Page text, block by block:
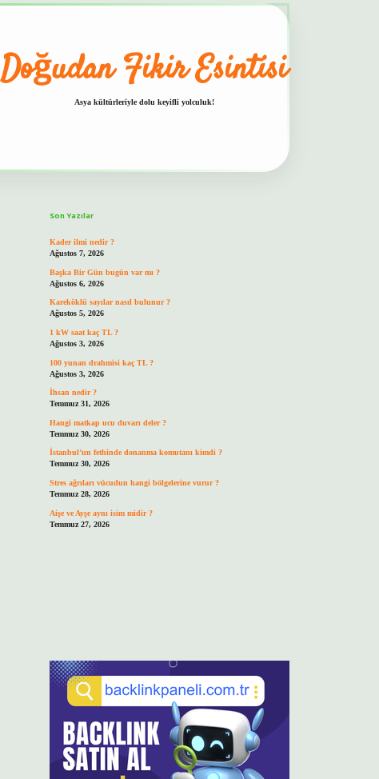
Doğudan Fikir Esintisi
Asya kültürleriyle dolu keyifli yolculuk!
Son Yazılar
Kader ilmi nedir ?
Ağustos 7, 2026
Başka Bir Gün bugün var mı ?
Ağustos 6, 2026
Kareköklü sayılar nasıl bulunur ?
Ağustos 5, 2026
1 kW saat kaç TL ?
Ağustos 3, 2026
100 yunan drahmisi kaç TL ?
Ağustos 3, 2026
İhsan nedir ?
Temmuz 31, 2026
Hangi matkap ucu duvarı deler ?
Temmuz 30, 2026
İstanbul’un fethinde donanma komutanı kimdi ?
Temmuz 30, 2026
Stres ağrıları vücudun hangi bölgelerine vurur ?
Temmuz 28, 2026
Aişe ve Ayşe aynı isim midir ?
Temmuz 27, 2026